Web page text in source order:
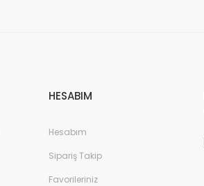
HESABIM
Hesabım
Sipariş Takip
Favorileriniz